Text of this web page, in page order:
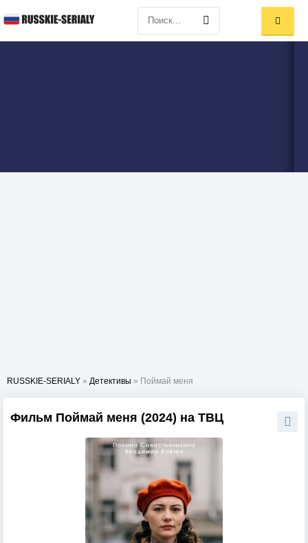
RUSSKIE-SERIALY » Детективы » Поймай меня
Фильм Поймай меня (2024) на ТВЦ